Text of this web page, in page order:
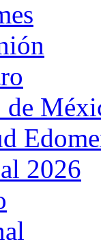
de
2026